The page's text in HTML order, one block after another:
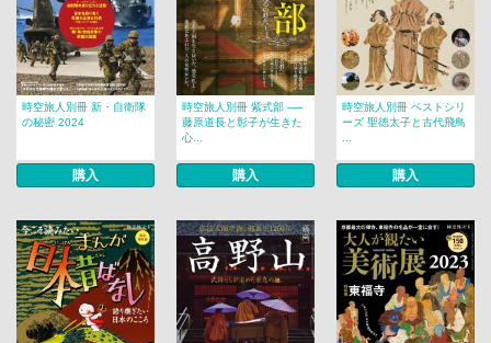
時空旅人別冊 新・自衛隊
の秘密 2024
購入
時空旅人別冊 紫式部 ──
藤原道長と彰子が生きた
心...
購入
時空旅人別冊 ベストシリ
ーズ 聖徳太子と古代飛鳥
...
購入